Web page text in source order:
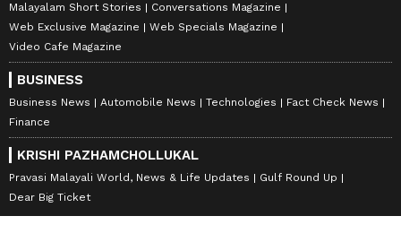
Malayalam Short Stories
Conversations Magazine
Web Exclusive Magazine
Web Specials Magazine
Video Cafe Magazine
BUSINESS
Business News Automobile News Technologies
Fact Check News
Finance
KRISHI PAZHAMCHOLLUKAL
Pravasi Malayali World, News & Life Updates
Gulf Round Up
Dear Big Ticket